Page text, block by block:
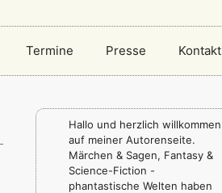
Termine Presse Kontakt
Hallo und herzlich willkommen
auf meiner Autorenseite.
Märchen & Sagen, Fantasy &
Science-Fiction -
phantastische Welten haben